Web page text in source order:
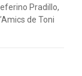
Pradillo,
de Toni